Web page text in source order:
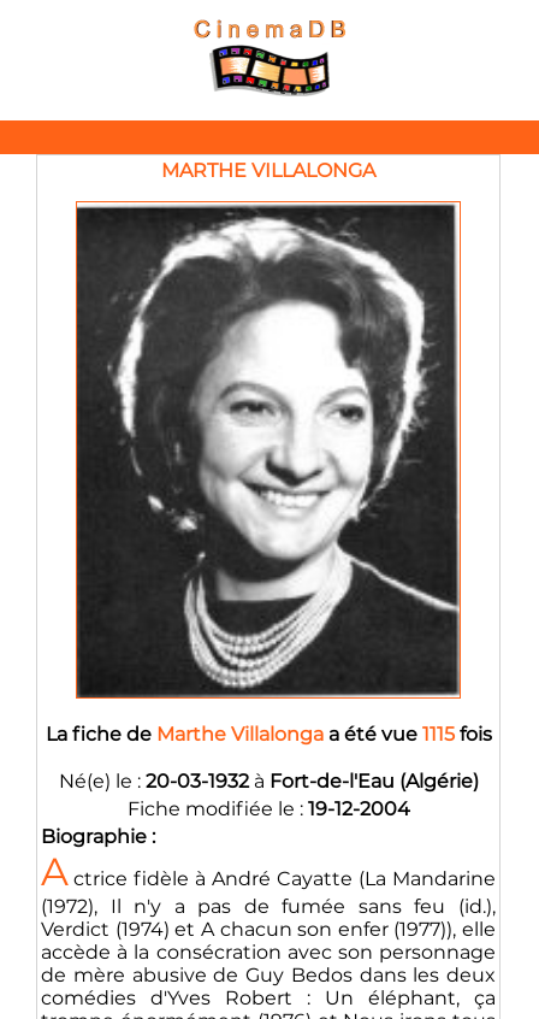
MARTHE VILLALONGA
La fiche de Marthe Villalongaa été vue 1115fois
Né(e) le : 20-03-1932à Fort-de-l'Eau (Algérie)
Fiche modifiée le : 19-12-2004
Biographie :
A ctrice fidèle à André Cayatte (La Mandarine
(1972), Il n'y a pas de fumée sans feu (id.),
Verdict (1974) et A chacun son enfer (1977)), elle
accède à la consécration avec son personnage
de mère abusive de Guy Bedos dans les deux
comédies d'Yves Robert : Un éléphant, ça